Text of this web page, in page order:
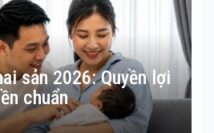
sản 2026: Quyền lợi
chuẩn